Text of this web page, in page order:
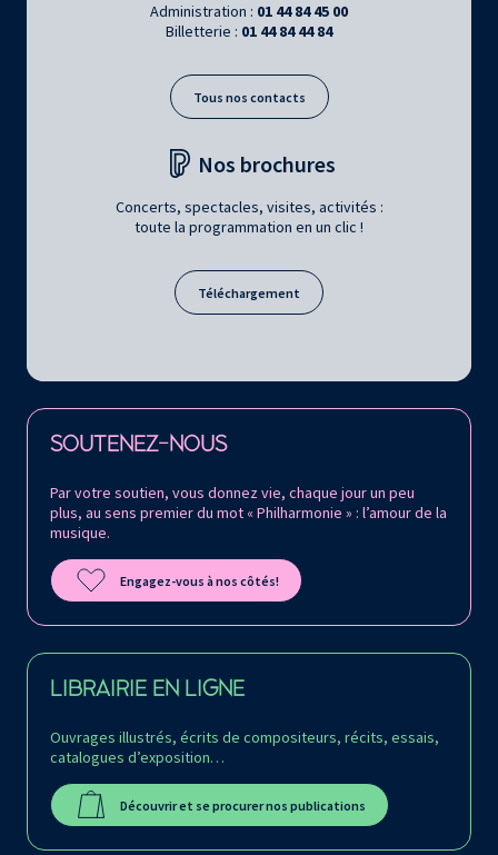
Administration : 01 44 84 45 00
Billetterie : 01 44 84 44 84
Tous nos contacts
Nos brochures
Concerts, spectacles, visites, activités :
toute la programmation en un clic !
Téléchargement
SOUTENEZ-NOUS
Par votre soutien, vous donnez vie, chaque jour un peu
plus, au sens premier du mot « Philharmonie » : l’amour de la
musique.
Engagez-vous à nos côtés!
LIBRAIRIE EN LIGNE
Ouvrages illustrés, écrits de compositeurs, récits, essais,
catalogues d’exposition…
Découvrir et se procurer nos publications
Retrouvez la Philharmonie de Paris sur